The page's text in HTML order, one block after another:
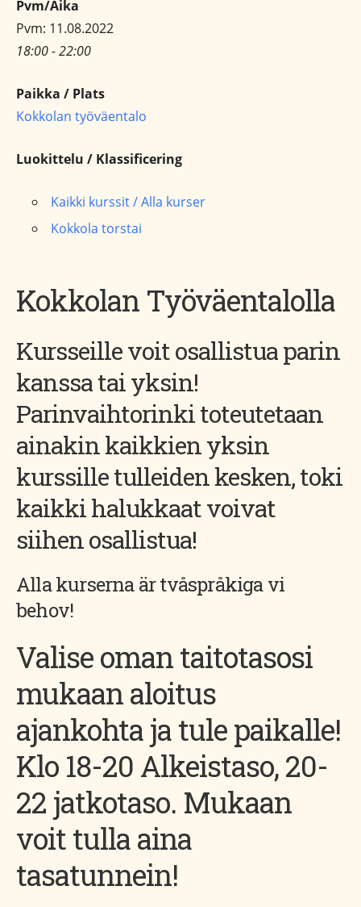
Pvm/Aika
Pvm: 11.08.2022
18:00 - 22:00
Paikka / Plats
Kokkolan työväentalo
Luokittelu / Klassificering
Kaikki kurssit / Alla kurser
Kokkola torstai
Kokkolan Työväentalolla
Kursseille voit osallistua parin
kanssa tai yksin!
Parinvaihtorinki toteutetaan
ainakin kaikkien yksin
kurssille tulleiden kesken, toki
kaikki halukkaat voivat
siihen osallistua!
Alla kurserna är tvåspråkiga vi
behov!
Valise oman taitotasosi
mukaan aloitus
ajankohta ja tule paikalle!
Klo 18-20 Alkeistaso, 20-
22 jatkotaso. Mukaan
voit tulla aina
tasatunnein!